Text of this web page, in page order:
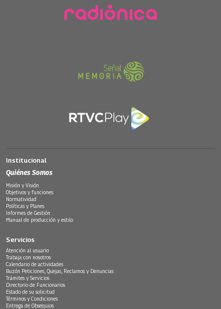
Institucional
Quiénes Somos
Misión y Visión
Objetivos y funciones
Normatividad
Políticas y Planes
Informes de Gestión
Manual de producción y estilo
Servicios
Atención al usuario
Trabaja con nosotros
Calendario de actividades
Buzón Peticiones, Quejas, Reclamos y Denuncias
Trámites y Servicios
Directorio de Funcionarios
Estado de su solicitud
Términos y Condiciones
Entrega de Obsequios